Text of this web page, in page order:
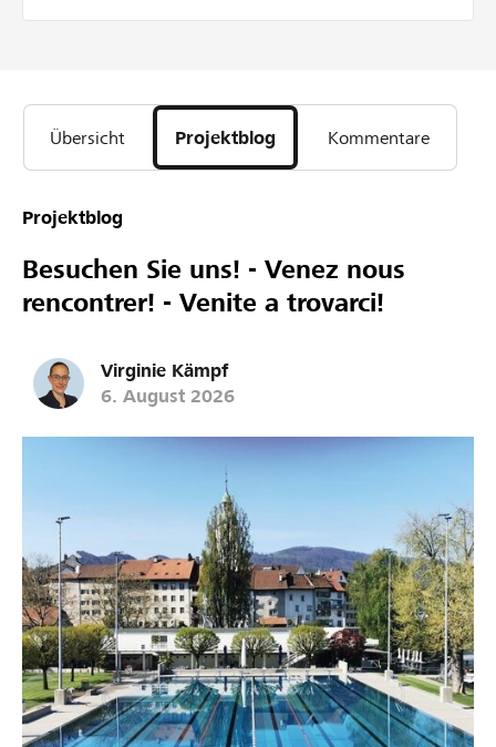
Übersicht Projektblog Kommentare
Projektblog
Besuchen Sie uns! - Venez nous
rencontrer! - Venite a trovarci!
Virginie Kämpf
6. August 2026